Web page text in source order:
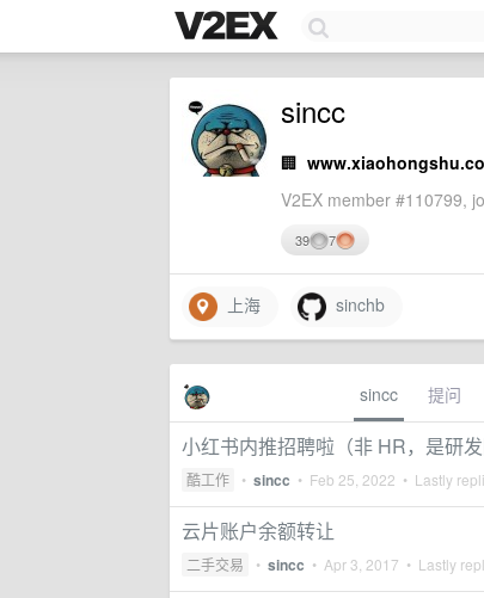
sincc
🏢
V2EX member #110799,
39 7
上海 sinchb
sincc 提问
小红书内推招聘啦（非 HR，是研发
酷工作 • sincc • Feb 25, 2022 • Lastly
云片账户余额转让
二手交易 • sincc • Apr 3, 2017 • Lastly